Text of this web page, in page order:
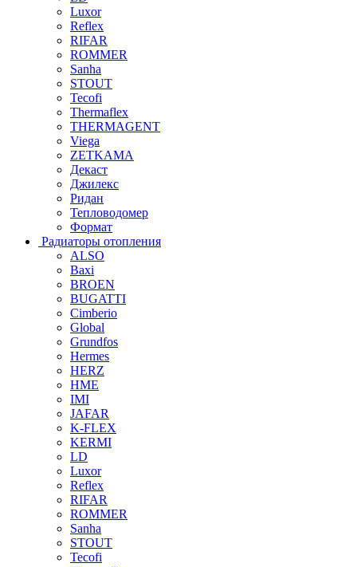
Luxor
Reflex
RIFAR
ROMMER
Sanha
STOUT
Tecofi
Thermaflex
THERMAGENT
Viega
ZETKAMA
Декаст
Джилекс
Ридан
Тепловодомер
Формат
Радиаторы отопления
ALSO
Baxi
BROEN
BUGATTI
Cimberio
Global
Grundfos
Hermes
HERZ
HME
IMI
JAFAR
K-FLEX
KERMI
LD
Luxor
Reflex
RIFAR
ROMMER
Sanha
STOUT
Tecofi